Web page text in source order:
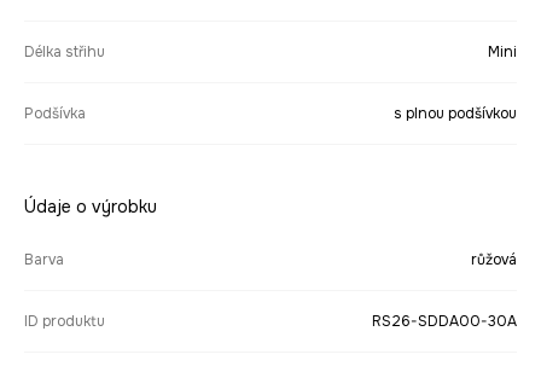
Délka střihu Mini
Podšívka s plnou podšívkou
Údaje o výrobku
Barva růžová
ID produktu RS26-SDDA00-30A